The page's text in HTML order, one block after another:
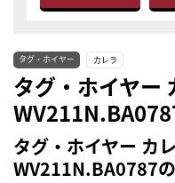
タグ・ホイヤー カレラ
タグ・ホイヤー
タグ・ホイヤー カ
WV211N.BA0787